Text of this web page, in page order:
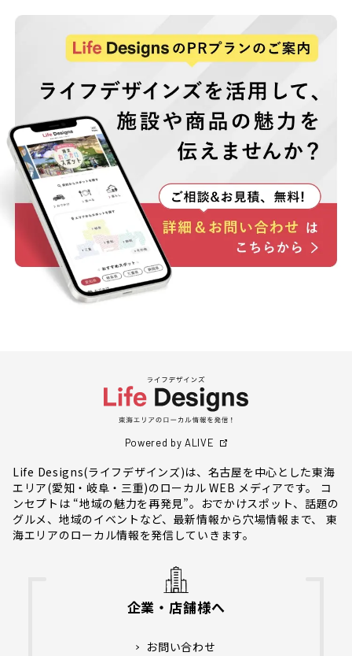
Powered by ALIVE
Life Designs(ライフデザインズ)は、名古屋を中心とした東海
エリア(愛知・岐阜・三重)のローカル WEB メディアです。 コ
ンセプトは “地域の魅力を再発見”。おでかけスポット、話題の
グルメ、地域のイベントなど、最新情報から穴場情報まで、 東
海エリアのローカル情報を発信していきます。
企業・店舗様へ
お問い合わせ